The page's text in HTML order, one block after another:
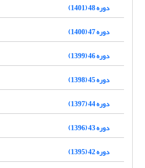
دوره 48 (1401)
دوره 47 (1400)
دوره 46 (1399)
دوره 45 (1398)
دوره 44 (1397)
دوره 43 (1396)
دوره 42 (1395)